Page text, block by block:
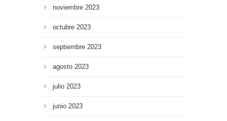
noviembre 2023
octubre 2023
septiembre 2023
agosto 2023
julio 2023
junio 2023